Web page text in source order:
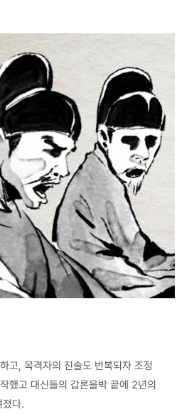
고, 목격자의 진술도 번복되자 조정
했고 대신들의 갑론을박 끝에 2년의
다.